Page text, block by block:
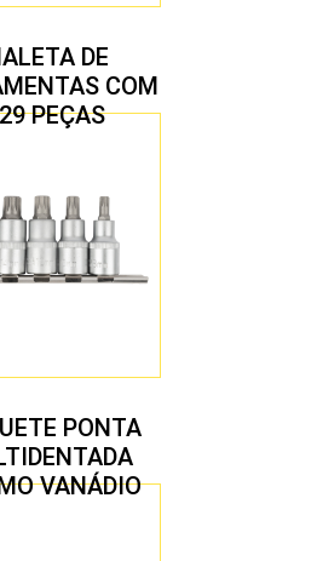
DE
COM
PEÇAS
PONTA
VANÁDIO